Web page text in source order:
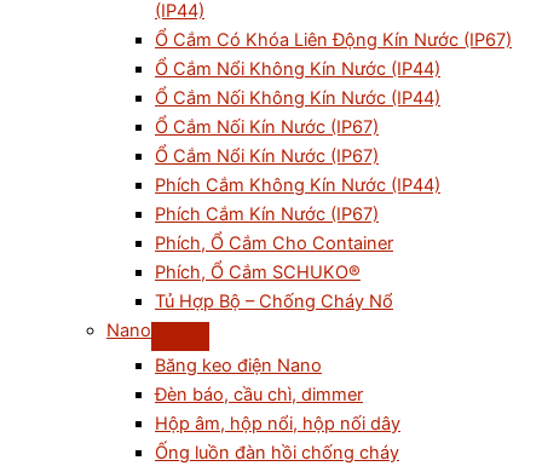
(IP44)
Ổ Cắm Có Khóa Liên Động Kín Nước (IP67)
Ổ Cắm Nổi Không Kín Nước (IP44)
Ổ Cắm Nối Không Kín Nước (IP44)
Ổ Cắm Nối Kín Nước (IP67)
Ổ Cắm Nổi Kín Nước (IP67)
Phích Cắm Không Kín Nước (IP44)
Phích Cắm Kín Nước (IP67)
Phích, Ổ Cắm Cho Container
Phích, Ổ Cắm SCHUKO®
Tủ Hợp Bộ – Chống Cháy Nổ
Nano
Băng keo điện Nano
Đèn báo, cầu chì, dimmer
Hộp âm, hộp nổi, hộp nối dây
Ống luồn đàn hồi chống cháy